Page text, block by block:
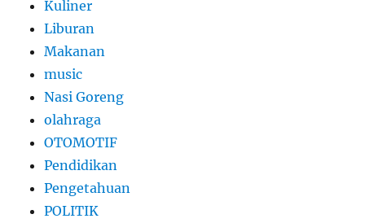
Kuliner
Liburan
Makanan
music
Nasi Goreng
olahraga
OTOMOTIF
Pendidikan
Pengetahuan
POLITIK